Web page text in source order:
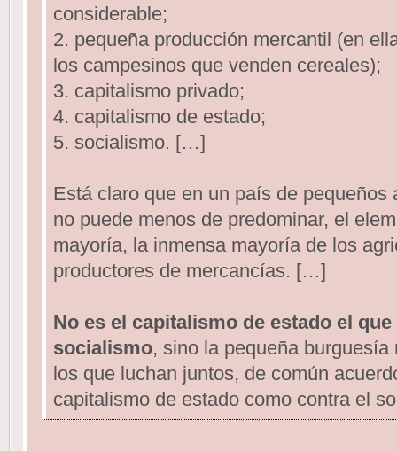
considerable;
2. pequeña producción mercantil (en
los campesinos que venden cereales);
3. capitalismo privado;
4. capitalismo de estado;
5. socialismo. […]
Está claro que en un país de pequeños
no puede menos de predominar, el
mayoría, la inmensa mayoría de los
productores de mercancías. […]
No es el capitalismo de estado el
socialismo, sino la pequeña
los que luchan juntos, de común
capitalismo de estado como contra el